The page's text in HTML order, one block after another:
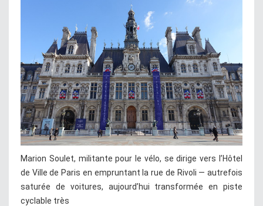
Marion Soulet, militante pour le vélo, se dirige vers l’Hôtel
de Ville de Paris en empruntant la rue de Rivoli — autrefois
saturée de voitures, aujourd’hui transformée en piste
cyclable très